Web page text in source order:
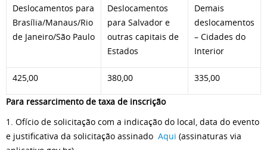
Deslocamentos para
Brasília/Manaus/Rio
de Janeiro/São Paulo
Deslocamentos
para Salvador e
outras capitais de
Estados
Demais
deslocamentos
– Cidades do
Interior
425,00 380,00 335,00
Para ressarcimento de taxa de inscrição
1. Ofício de solicitação com a indicação do local, data do evento
e justificativa da solicitação assinado Aqui (assinaturas via